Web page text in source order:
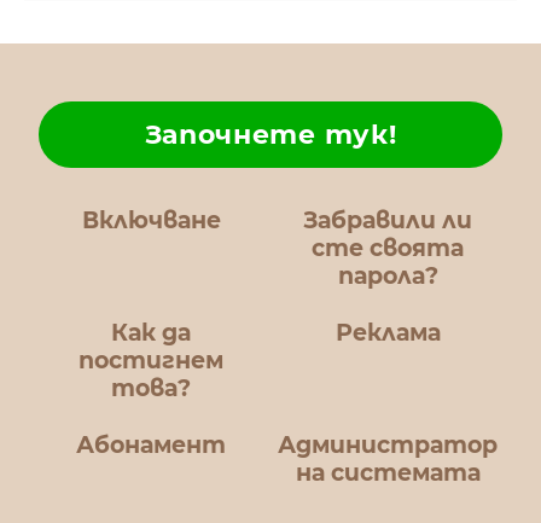
Включване
Забравили ли
сте своята
парола?
Как да
постигнем
това?
Започнете тук!
Реклама
Абонамент
Администратор
на системата